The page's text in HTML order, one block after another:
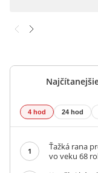
4 hod 24 hod
1
Ťažká rana
vo veku 68